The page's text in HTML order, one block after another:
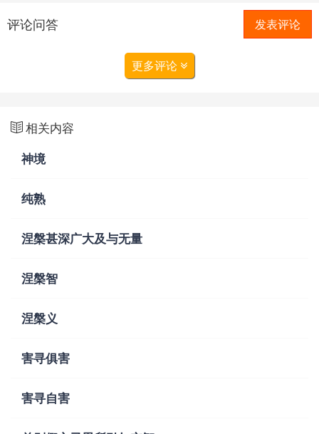
评论问答 发表评论
更多评论
相关内容
神境
纯熟
涅槃甚深广大及与无量
涅槃智
涅槃义
害寻俱害
害寻自害